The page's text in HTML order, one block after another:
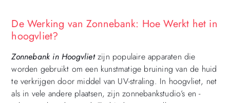
De Werking van Zonnebank: Hoe Werkt het in
hoogvliet?
Zonnebank in Hoogvlietzijn populaire apparaten die
worden gebruikt om een kunstmatige bruining van de huid
te verkrijgen door middel van UV-straling. In hoogvliet, net
als in vele andere plaatsen, zijn zonnebankstudio’s en -